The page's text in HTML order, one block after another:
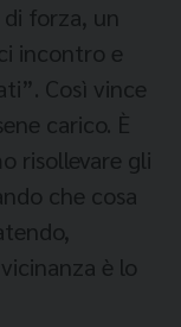
forza, un
incontro e
Così vince
carico. È
risollevare gli
che cosa
è lo